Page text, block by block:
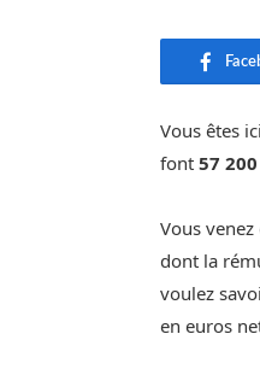
Vous êtes
font 57
Vous
dont la
voulez
en euros